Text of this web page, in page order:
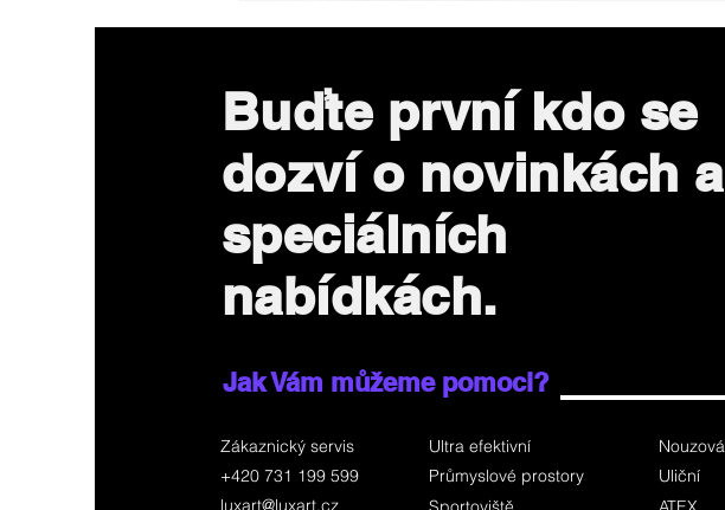
Buďte první kdo se
dozví o novinkách a
speciálních
nabídkách.
Jak Vám můžeme pomoci?
Zákaznický servis
+420 731 199 599
luxart@luxart.cz
Ultra efektivní
Průmyslové prostory
Nouzová
Uliční